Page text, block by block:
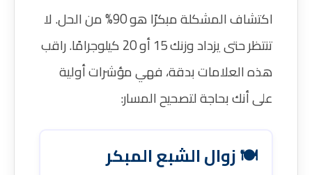
اكتشاف المشكلة مبكرًا هو 90% من الحل. لا
تنتظر حتى يزداد وزنك 15 أو 20 كيلوجرامًا. راقب
هذه العلامات بدقة، فهي مؤشرات أولية
على أنك بحاجة لتصحيح المسار:
🍽️ زوال الشبع المبكر